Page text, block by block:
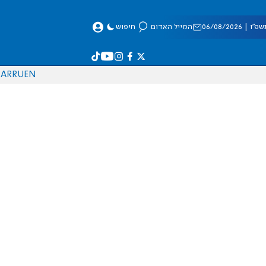
08/2026 המייל האדום חיפוש
EN
RU
AR